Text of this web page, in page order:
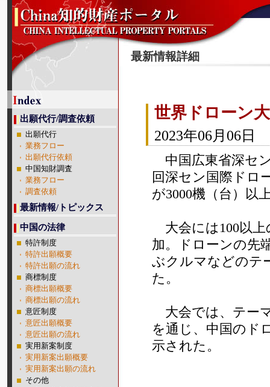
最新情報詳細
世界ドローン
2023年06月06日
中国広東省深セ
回深セン国際ドロ
が3000機（台）以
大会には100以上
加。ドローンの先
ぶクルマなどのテ
た。
大会では、テー
を通じ、中国のド
示された。
出願代行/調査依頼
出願代行
業務フロー
出願代行依頼
中国知財調査
業務フロー
調査依頼
最新情報/トピックス
中国の法律
特許制度
特許出願概要
特許出願の流れ
商標制度
商標出願概要
商標出願の流れ
意匠制度
意匠出願概要
意匠出願の流れ
実用新案制度
実用新案出願概要
実用新案出願の流れ
その他